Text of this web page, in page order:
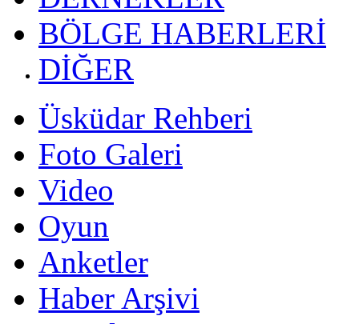
BÖLGE HABERLERİ
DİĞER
Üsküdar Rehberi
Foto Galeri
Video
Oyun
Anketler
Haber Arşivi